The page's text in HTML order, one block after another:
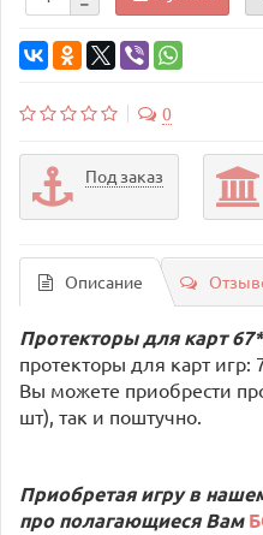
0
Под заказ
Описание
Протекторы для карт
протекторы для карт игр:
Вы можете приобрести
шт), так и поштучно.
Приобретая игру в
про полагающиеся Вам